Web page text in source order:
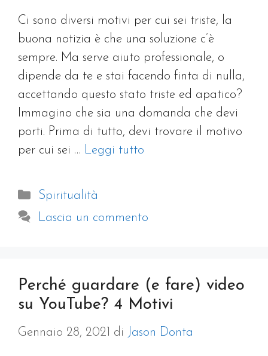
Ci sono diversi motivi per cui sei triste, la
buona notizia è che una soluzione c’è
sempre. Ma serve aiuto professionale, o
dipende da te e stai facendo finta di nulla,
accettando questo stato triste ed apatico?
Immagino che sia una domanda che devi
porti. Prima di tutto, devi trovare il motivo
per cui sei … Leggi tutto
Categorie
Spiritualità
Lascia un commento
Perché guardare (e fare) video
su YouTube? 4 Motivi
Gennaio 28, 2021 di Jason Donta